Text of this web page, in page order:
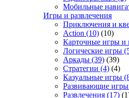
Мобильные
Игры и развлечения
Приключения и
Action (10) (10)
Карточные игры и
Логические игры
Аркады (39) (39)
Стратегии (4) (4)
Казуальные игры
Развивающие игры
Развлечения (17)